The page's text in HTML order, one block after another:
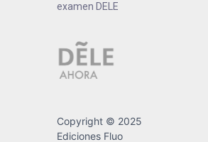
examen DELE
Copyright © 2025
Ediciones Fluo